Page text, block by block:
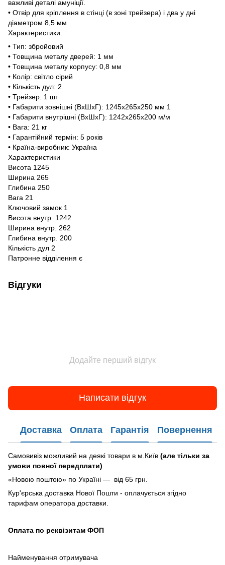
важливі деталі амуніції.
• Отвір для кріплення в стінці (в зоні трейзера) і два у дні
діаметром 8,5 мм
Характеристики:
• Тип: збройовий
• Товщина металу дверей: 1 мм
• Товщина металу корпусу: 0,8 мм
• Колір: світло сірий
• Кількість дул: 2
• Трейзер: 1 шт
• Габарити зовнішні (ВхШхГ): 1245х265х250 мм 1
• Габарити внутрішні (ВхШхГ): 1242х265х200 м/м
• Вага: 21 кг
• Гарантійний термін: 5 років
• Країна-виробник: Україна
Характеристики
Висота 1245
Ширина 265
Глибина 250
Вага 21
Ключовий замок 1
Висота внутр. 1242
Ширина внутр. 262
Глибина внутр. 200
Кількість дул 2
Патронне відділення є
Відгуки
Додайте перший відгук
Написати відгук
Доставка Оплата Гарантія Повернення
Самовивіз можливий на деякі товари в м.Київ (але тільки за
умови повної передплати)
«Новою поштою» по Україні — від 65 грн.
Кур'єрська доставка Нової Пошти - оплачується згідно
тарифам оператора доставки.
Оплата по реквізитам ФОП
Найменування отримувача